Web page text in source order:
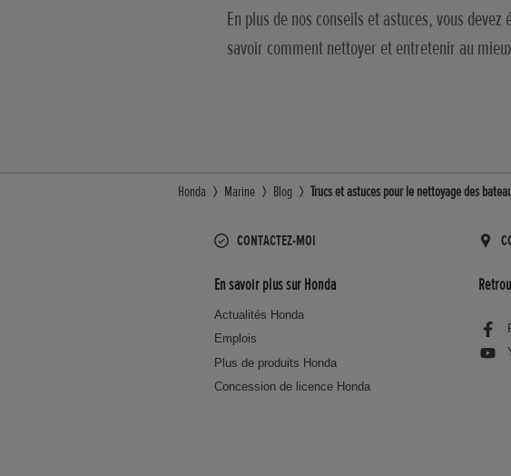
En plus de nos conseils et astuces, vous
savoir comment nettoyer et entretenir au
Honda Marine Blog Trucs et astuces pour le nettoyage des
CONTACTEZ-MOI
En savoir plus sur Honda
Actualités Honda
Emplois
Plus de produits Honda
Concession de licence Honda